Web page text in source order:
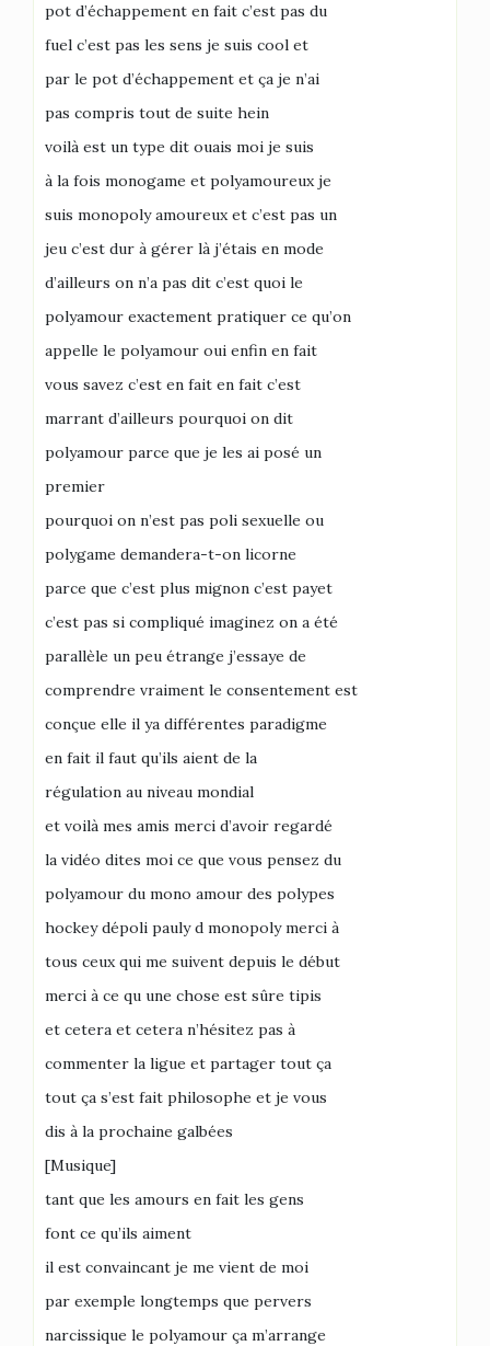
pot d’échappement en fait c’est pas du
fuel c’est pas les sens je suis cool et
par le pot d’échappement et ça je n’ai
pas compris tout de suite hein
voilà est un type dit ouais moi je suis
à la fois monogame et polyamoureux je
suis monopoly amoureux et c’est pas un
jeu c’est dur à gérer là j’étais en mode
d’ailleurs on n’a pas dit c’est quoi le
polyamour exactement pratiquer ce qu’on
appelle le polyamour oui enfin en fait
vous savez c’est en fait en fait c’est
marrant d’ailleurs pourquoi on dit
polyamour parce que je les ai posé un
premier
pourquoi on n’est pas poli sexuelle ou
polygame demandera-t-on licorne
parce que c’est plus mignon c’est payet
c’est pas si compliqué imaginez on a été
parallèle un peu étrange j’essaye de
comprendre vraiment le consentement est
conçue elle il ya différentes paradigme
en fait il faut qu’ils aient de la
régulation au niveau mondial
et voilà mes amis merci d’avoir regardé
la vidéo dites moi ce que vous pensez du
polyamour du mono amour des polypes
hockey dépoli pauly d monopoly merci à
tous ceux qui me suivent depuis le début
merci à ce qu une chose est sûre tipis
et cetera et cetera n’hésitez pas à
commenter la ligue et partager tout ça
tout ça s’est fait philosophe et je vous
dis à la prochaine galbées
[Musique]
tant que les amours en fait les gens
font ce qu’ils aiment
il est convaincant je me vient de moi
par exemple longtemps que pervers
narcissique le polyamour ça m’arrange